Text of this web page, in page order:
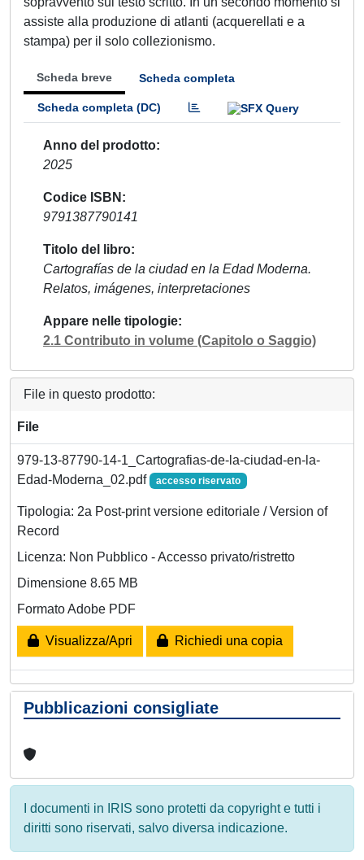
assiste alla produzione di atlanti (acquerellati e a
stampa) per il solo collezionismo.
Scheda breve Scheda completa
Scheda completa (DC)
Anno del prodotto
2025
Codice ISBN
9791387790141
Titolo del libro
Cartografías de la ciudad en la Edad Moderna.
Relatos, imágenes, interpretaciones
Appare nelle tipologie
2.1 Contributo in volume (Capitolo o Saggio)
File in questo prodotto:
File
979-13-87790-14-1_Cartografias-de-la-ciudad-en-la-
Edad-Moderna_02.pdf
accesso riservato
Tipologia: 2a Post-print versione editoriale / Version of
Record
Licenza: Non Pubblico - Accesso privato/ristretto
Dimensione 8.65 MB
Formato Adobe PDF
Visualizza/Apri Richiedi una copia
Pubblicazioni consigliate
I documenti in IRIS sono protetti da copyright e tutti i
diritti sono riservati, salvo diversa indicazione.